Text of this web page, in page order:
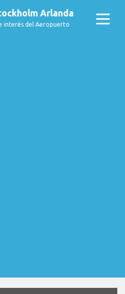
Arlanda
interés del Aeropuerto